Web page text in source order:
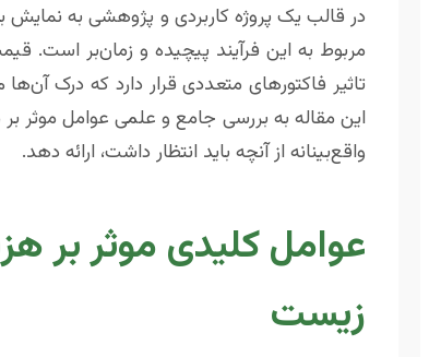
در قالب یک پروژه کاربردی و پژوهشی به نمایش
مربوط به این فرآیند پیچیده و زمان‌بر است.
تاثیر فاکتورهای متعددی قرار دارد که درک
این مقاله به بررسی جامع و علمی عوامل موثر
واقع‌بینانه از آنچه باید انتظار داشت، ارائه دهد.
عوامل کلیدی موثر بر
زیست